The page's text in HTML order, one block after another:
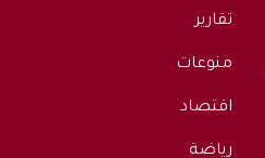
تقارير
منوعات
اقتصاد
رياضة